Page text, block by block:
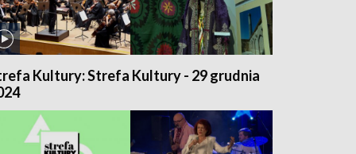
Kultury: Strefa Kultury - 29 grudnia